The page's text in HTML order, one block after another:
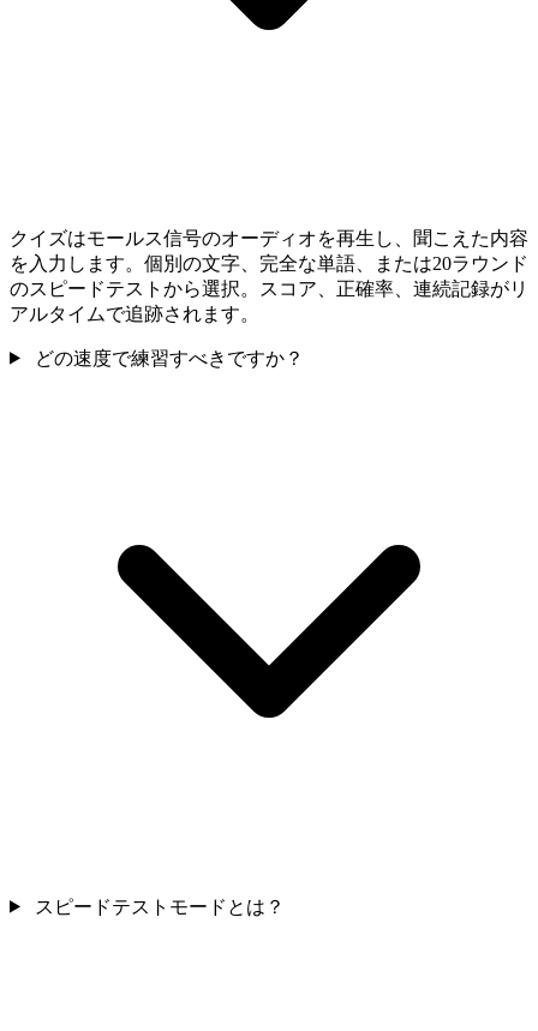
クイズはモールス信号のオーディオを再生し、聞こえた内容
を入力します。個別の文字、完全な単語、または20ラウンド
のスピードテストから選択。スコア、正確率、連続記録がリ
アルタイムで追跡されます。
どの速度で練習すべきですか？
スピードテストモードとは？